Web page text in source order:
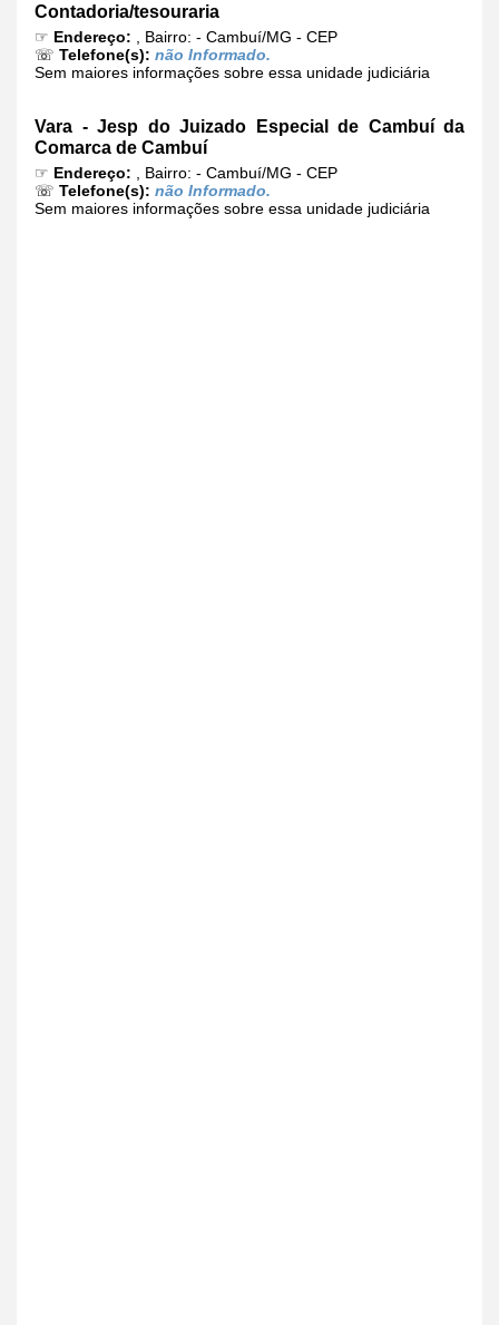
Contadoria/tesouraria
☞ Endereço: , Bairro: - Cambuí/MG - CEP
☏ Telefone(s): não Informado.
Sem maiores informações sobre essa unidade judiciária
Vara - Jesp do Juizado Especial de Cambuí da
Comarca de Cambuí
☞ Endereço: , Bairro: - Cambuí/MG - CEP
☏ Telefone(s): não Informado.
Sem maiores informações sobre essa unidade judiciária